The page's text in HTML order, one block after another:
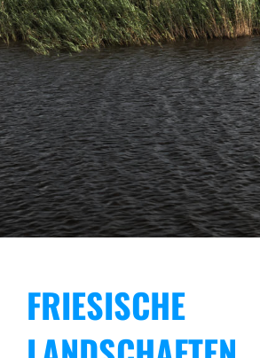
FRIESISCHE